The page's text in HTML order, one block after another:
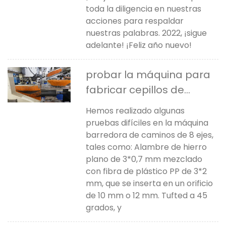
toda la diligencia en nuestras
acciones para respaldar
nuestras palabras. 2022, ¡sigue
adelante! ¡Feliz año nuevo!
probar la máquina para
fabricar cepillos de
barrido de carreteras
Hemos realizado algunas
pruebas difíciles en la máquina
barredora de caminos de 8 ejes,
tales como: Alambre de hierro
plano de 3*0,7 mm mezclado
con fibra de plástico PP de 3*2
mm, que se inserta en un orificio
de 10 mm o 12 mm. Tufted a 45
grados, y